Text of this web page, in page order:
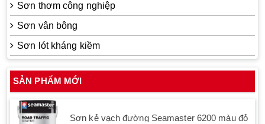
Sơn thơm công nghiệp
Sơn vân bông
Sơn lót kháng kiềm
SẢN PHẨM MỚI
Sơn kẻ vạch đường Seamaster 6200 màu đỏ